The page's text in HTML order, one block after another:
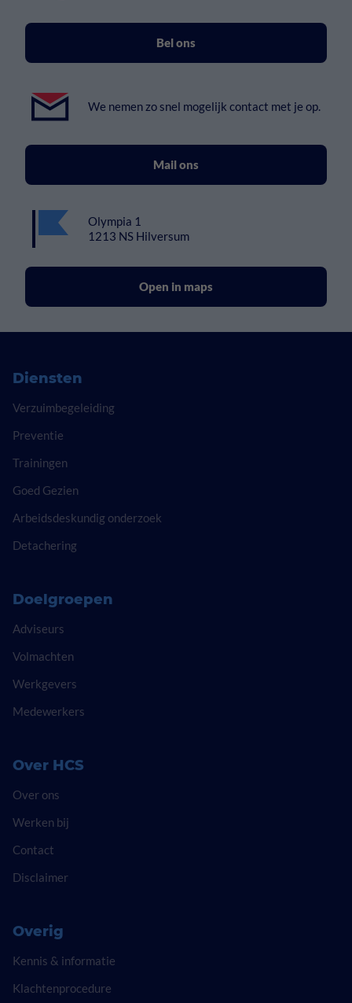
Bel ons
We nemen zo snel mogelijk contact met je op.
Mail ons
Olympia 1
1213 NS Hilversum
Open in maps
Diensten
Verzuimbegeleiding
Preventie
Trainingen
Goed Gezien
Arbeidsdeskundig onderzoek
Detachering
Doelgroepen
Adviseurs
Volmachten
Werkgevers
Medewerkers
Over HCS
Over ons
Werken bij
Contact
Disclaimer
Overig
Kennis & informatie
Klachtenprocedure